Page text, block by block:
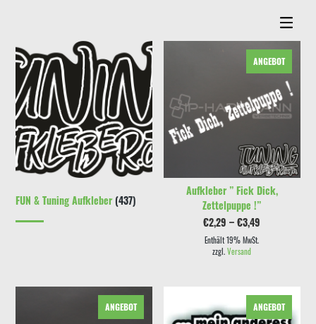
FUN & Tuning Aufkleber(437)
AUSFÜHRUNG WÄHLEN
Dieses Produkt weist mehrere Varianten auf. Die Optionen können auf der Produktseite gewählt werden
ANGEBOT
Aufkleber ” Fick Dick,
Zettelpuppe !”
€2,29 –€3,49
Enthält 19% MwSt.
zzgl.Versand
ANGEBOT ANGEBOT